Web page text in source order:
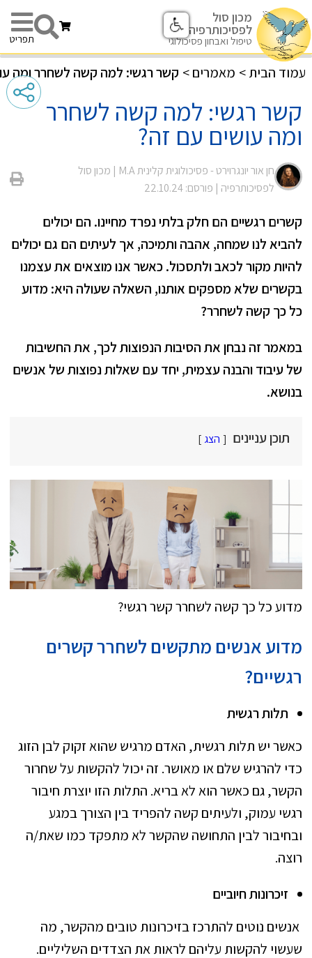
מכון סול
לפסיכותרפיה
טיפול ואבחון פסיכולוגי תפריט
קשר רגשי: למה קשה לשחרר ומה > מאמרים > עמוד הבית
קשר רגשי: למה קשה לשחרר
ומה עושים עם זה?
חן אור יונגרוירט - פסיכולוגית קלינית M.A |
מכון סול
לפסיכותרפיה | פורסם: 22.10.24
קשרים רגשיים הם חלק בלתי נפרד מחיינו. הם יכולים
להביא לנו שמחה, אהבה ותמיכה, אך לעיתים הם גם יכולים
להיות מקור לכאב ולתסכול. כאשר אנו מוצאים את עצמנו
בקשרים שלא מספקים אותנו, השאלה שעולה היא: מדוע
כל כך קשה לשחרר?
במאמר זה נבחן את הסיבות הנפוצות לכך, את החשיבות
של עיבוד והבנה עצמית, יחד עם שאלות נפוצות של אנשים
בנושא.
תוכן עניינים הצג
מדוע כל כך קשה לשחרר קשר רגשי?
מדוע אנשים מתקשים לשחרר קשרים
רגשיים?
תלות רגשית
כאשר יש תלות רגשית, האדם מרגיש שהוא זקוק לבן הזוג
כדי להרגיש שלם או מאושר. זה יכול להקשות על שחרור
הקשר, גם כאשר הוא לא בריא. התלות הזו יוצרת חיבור
רגשי עמוק, ולעיתים קשה להפריד בין הצורך במגע
ובחיבור לבין התחושה שהקשר לא מתפקד כמו שאת/ה
רוצה.
זיכרונות חיוביים
אנשים נוטים להתרכז בזיכרונות טובים מהקשר, מה
שעשוי להקשות עליהם לראות את הצדדים השליליים.